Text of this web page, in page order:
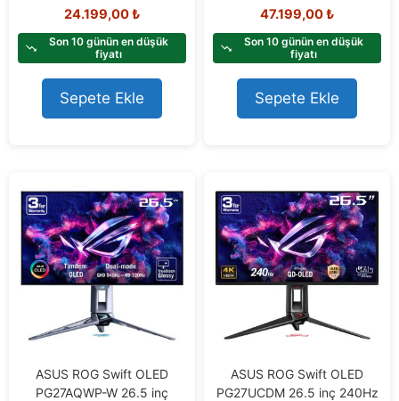
0
o
u
5
24.199,00₺
Son 10 günün en düşük
fiyatı
Sepete Ekle
0
o
u
5
47.199,00₺
Son 10 günün en düşük
fiyatı
Sepete Ekle
ASUS ROG Swift OLED
PG27AQWP-W 26.5 inç
ASUS ROG Swift OLED
PG27UCDM 26.5 inç 240Hz